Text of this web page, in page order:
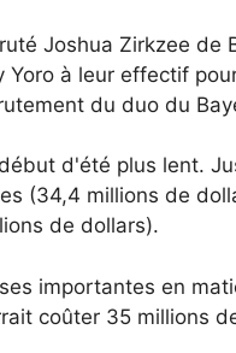
Joshua Zirkzee
à leur effectif
du duo du
d'été plus lent.
(34,4 millions de
de dollars).
importantes en
coûter 35 millions